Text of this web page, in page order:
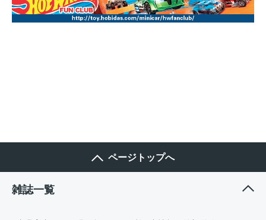
ページトップへ
雑誌一覧